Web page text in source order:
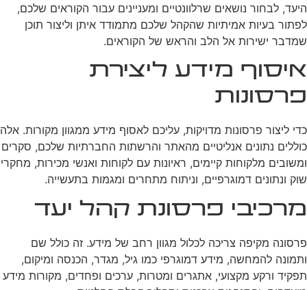
היעד, לבחור נושאים שרלוונטיים ומעניינים עבור הקוראים שלכם,
לפתור בעיות אמיתיות שהקהל שלכם מתמודד איתן וליצור תוכן
שמדבר ישירות אל הלב והראש של הקוראים.
איסוף מידע ליצירת
פרסונות
כדי ליצור פרסונות מדויקות, עליכם לאסוף מידע ממגוון מקורות. אלה
כוללים נתונים אנליטיים מהאתר והרשתות החברתיות שלכם, סקרים
ומשובים מלקוחות קיימים, ראיונות עם לקוחות ואנשי מכירות, מחקרי
שוק ונתונים דמוגרפיים, וניתוח מתחרים ומגמות בתעשייה.
מרכיבי פרסונת קהל יעד
פרסונה מקיפה צריכה לכלול מגוון רחב של מידע. זה כולל שם
ותמונה להמחשה, מידע דמוגרפי כמו גיל, מגדר, הכנסה ומיקום,
תפקיד ורקע מקצועי, אתגרים ומטרות, ערכים ופחדים, מקורות מידע